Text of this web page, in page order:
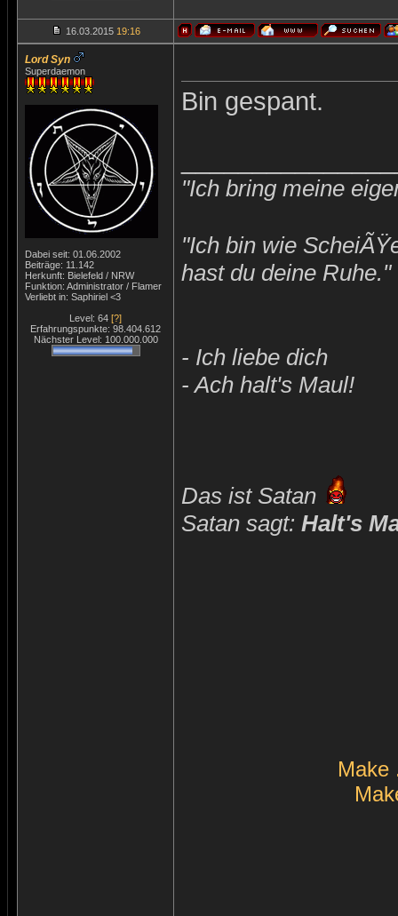
16.03.2015 19:16
Lord Syn
Superdaemon
Dabei seit: 01.06.2002
Beiträge: 11.142
Herkunft: Bielefeld / NRW
Funktion: Administrator / Flamer
Verliebt in: Saphiriel <3
Level: 64 [?]
Erfahrungspunkte: 98.404.612
Nächster Level: 100.000.000
Bin gespant.
"Ich bring meine
"Ich bin wie
hast du deine
- Ich liebe dich
- Ach halt's Maul!
Das ist Satan
Satan sagt: Halt's
Make